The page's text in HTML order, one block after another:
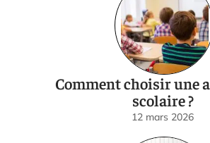
Comment choisir une
scolaire ?
12 mars 2026